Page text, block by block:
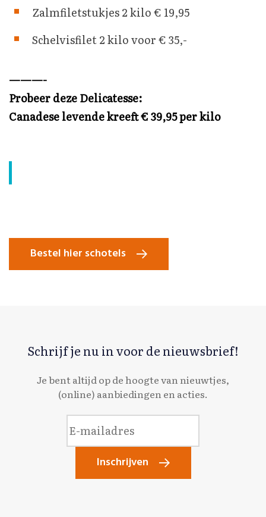
Waar ben je naar op zoek?
Zalmfiletstukjes 2 kilo € 19,95
Schelvisfilet 2 kilo voor € 35,-
———-
Probeer deze Delicatesse:
Canadese levende kreeft € 39,95 per kilo
Bestel hier schotels
Schrijf je nu in voor de nieuwsbrief!
Je bent altijd op de hoogte van nieuwtjes,
(online) aanbiedingen en acties.
Inschrijven